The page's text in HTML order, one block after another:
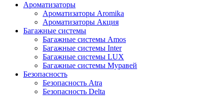
Ароматизаторы
Ароматизаторы Aromika
Ароматизаторы Акция
Багажные системы
Багажные системы Amos
Багажные системы Inter
Багажные системы LUX
Багажные системы Муравей
Безопасность
Безопасность Atra
Безопасность Delta